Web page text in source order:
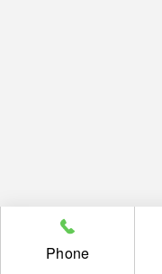
Phone